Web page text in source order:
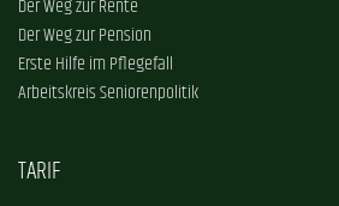
Der Weg zur Rente
Der Weg zur Pension
Erste Hilfe im Pflegefall
Arbeitskreis Seniorenpolitik
TARIF